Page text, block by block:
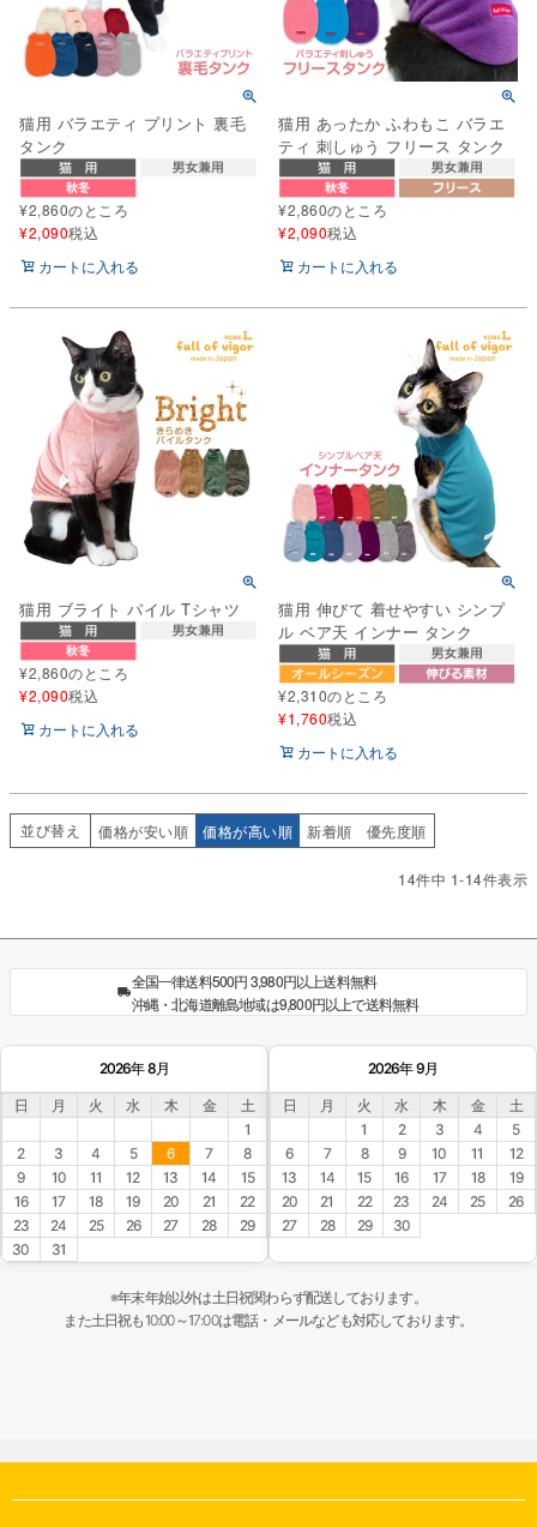
猫用 バラエティ プリント 裏毛
タンク
¥2,860のところ
¥2,090税込
カートに入れる
猫用 あったか ふわもこ バラエ
ティ 刺しゅう フリース タンク
¥2,860のところ
¥2,090税込
カートに入れる
猫用 ブライト パイル Tシャツ
¥2,860のところ
¥2,090税込
カートに入れる
猫用 伸びて 着せやすい シンプ
ル ベア天 インナー タンク
¥2,310のところ
¥1,760税込
カートに入れる
並び替え 価格が安い順 価格が高い順 新着順 優先度順
14件中 1-14件表示
全国一律送料500円 3,980円以上送料無料
沖縄・北海道離島地域は9,800円以上で送料無料
2026年 8月
日 月 火 水 木 金
土
1
2
3 4 5 6 7
8
9
10 11 12 13 14
15
16
17 18 19 20 21
22
23
24 25 26 27 28
29
30
31
2026年 9月
日 月 火 水 木 金
土
1
2 3 4
5
6
7 8 9 10 11
12
13
14 15 16 17 18
19
20
21 22 23 24 25
26
27
28 29 30
※年末年始以外は土日祝関わらず配送しております。
また土日祝も10:00～17:00は電話・メールなども対応しております。